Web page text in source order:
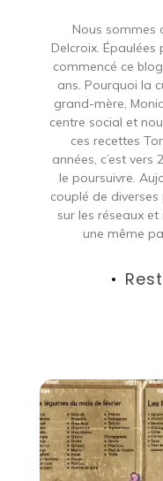
Nous sommes
Delcroix.
commencé ce
ans. Pourquoi la
grand-mère,
centre social et
ces recettes
années, c’est
le poursuivre.
couplé de
sur les réseaux
une même